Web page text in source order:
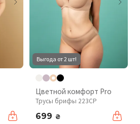
Выгода от 2 шт!
Цветной комфорт Pro
Трусы брифы 223CP
699 ₴